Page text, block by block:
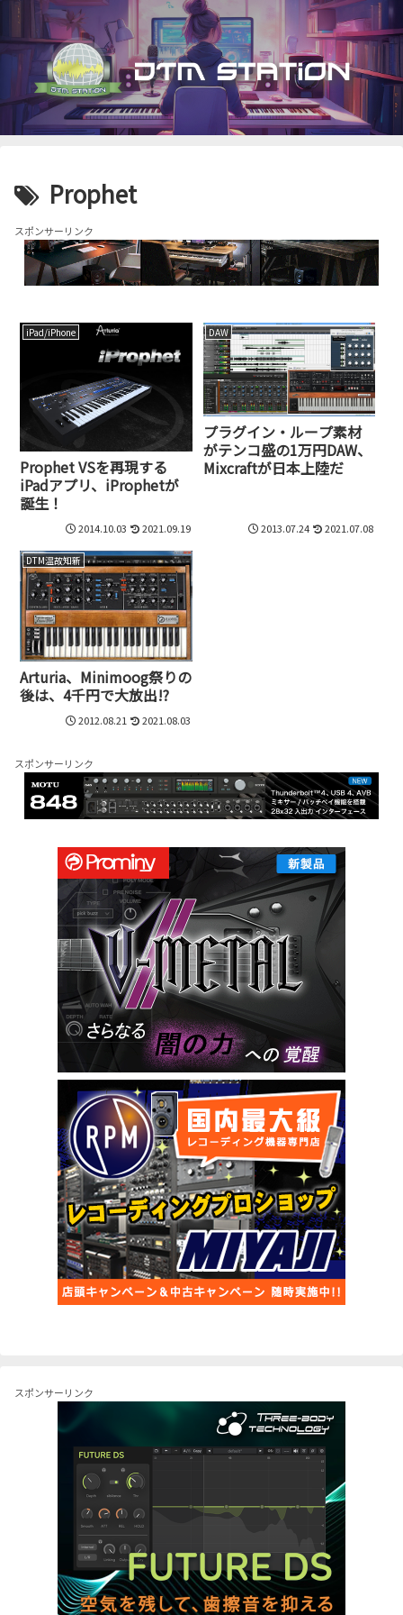
Prophet
スポンサーリンク
iPad/iPhone
Prophet VSを再現する
iPadアプリ、iProphetが
誕生！
2014.10.03 2021.09.19
DAW
プラグイン・ループ素材
がテンコ盛の1万円DAW、
Mixcraftが日本上陸だ
2013.07.24 2021.07.08
DTM温故知新
Arturia、Minimoog祭りの
後は、4千円で大放出!?
2012.08.21 2021.08.03
スポンサーリンク
スポンサーリンク